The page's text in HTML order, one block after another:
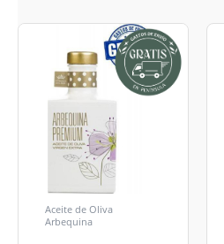
Aceite de Oliva
Arbequina